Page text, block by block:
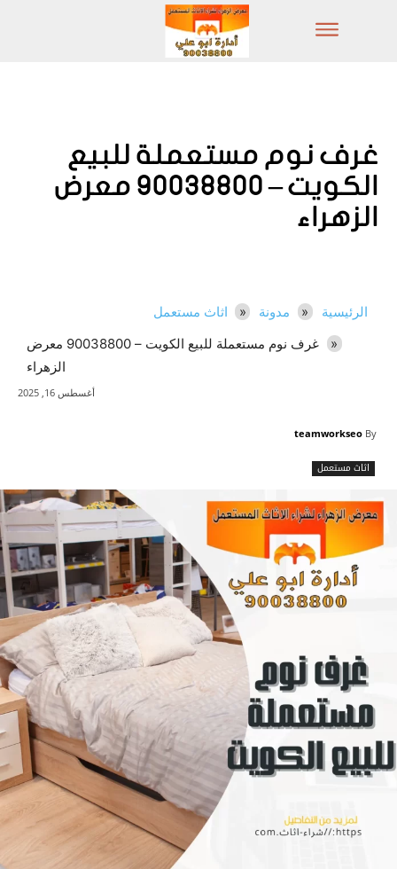
غرف نوم مستعملة للبيع
الكويت – 90038800 معرض
الزهراء
الرئيسية مدونة
اثاث مستعمل
غرف نوم مستعملة للبيع الكويت – 90038800 معرض
الزهراء
أغسطس 16, 2025
By
teamworkseo
اثاث مستعمل